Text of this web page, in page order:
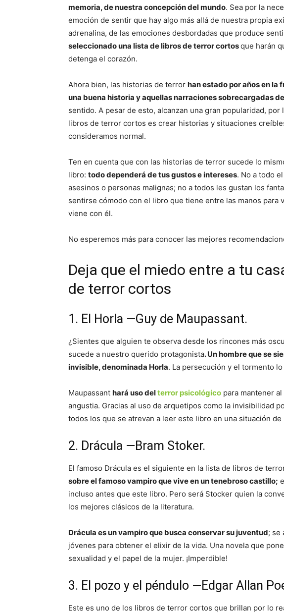
memoria, de nuestra concepción del mundo. Sea por la
emoción de sentir que hay algo más allá de nuestra propia
adrenalina, de las emociones desbordadas que produce
seleccionado una lista de libros de terror cortosque harán
detenga el corazón.
Ahora bien, las historias de terror han estado por años en la
una buena historia y aquellas narraciones sobrecargadas
sentido. A pesar de esto, alcanzan una gran popularidad,
libros de terror cortos es crear historias y situaciones
consideramos normal.
Ten en cuenta que con las historias de terror sucede lo
libro: todo dependerá de tus gustos e intereses. No a todo
asesinos o personas malignas; no a todos les gustan los
sentirse cómodo con el libro que tiene entre las manos
viene con él.
No esperemos más para conocer las mejores
Deja que el miedo entre a tu
de terror cortos
1. El Horla —Guy de Maupassant.
¿Sientes que alguien te observa desde los rincones más
sucede a nuestro querido protagonista. Un hombre que se
invisible, denominada Horla. La persecución y el tormento
Maupassant hará uso delterror psicológico para mantener
angustia. Gracias al uso de arquetipos como la invisibilidad
todos los que se atrevan a leer este libro en una situación de
2. Drácula —Bram Stoker.
El famoso Drácula es el siguiente en la lista de libros de
sobre el famoso vampiro que vive en un tenebroso castillo;
incluso antes que este libro. Pero será Stocker quien la
los mejores clásicos de la literatura.
Drácula es un vampiro que busca conservar su juventud; se
jóvenes para obtener el elixir de la vida. Una novela que
sexualidad y el papel de la mujer. ¡Imperdible!
3. El pozo y el péndulo —Edgar Allan
Este es uno de los libros de terror cortos que brillan por lo